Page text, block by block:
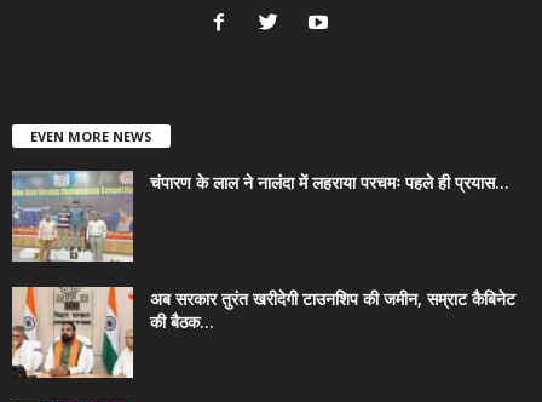
EVEN MORE NEWS
चंपारण के लाल ने नालंदा में लहराया परचमः पहले ही प्रयास...
अब सरकार तुरंत खरीदेगी टाउनशिप की जमीन, सम्राट कैबिनेट
की बैठक...